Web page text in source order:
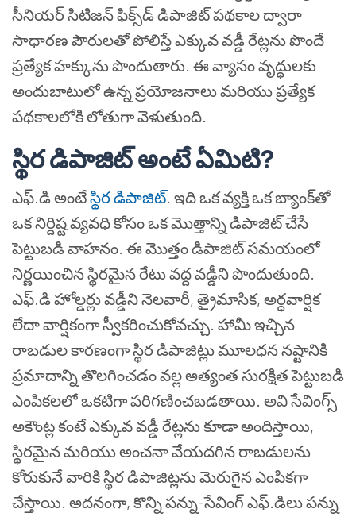
సీనియర్ సిటిజన్ ఫిక్స్‌డ్ డిపాజిట్ పథకాల ద్వారా
సాధారణ పౌరులతో పోలిస్తే ఎక్కువ వడ్డీ రేట్లను పొందే
ప్రత్యేక హక్కును పొందుతారు. ఈ వ్యాసం వృద్ధులకు
అందుబాటులో ఉన్న ప్రయోజనాలు మరియు ప్రత్యేక
పథకాలలోకి లోతుగా వెళుతుంది.
స్థిర డిపాజిట్ అంటే ఏమిటి?
ఎఫ్.డి అంటేస్థిర డిపాజిట్. ఇది ఒక వ్యక్తి ఒక బ్యాంక్‌తో
ఒక నిర్దిష్ట వ్యవధి కోసం ఒక మొత్తాన్ని డిపాజిట్ చేసే
పెట్టుబడి వాహనం. ఈ మొత్తం డిపాజిట్ సమయంలో
నిర్ణయించిన స్థిరమైన రేటు వద్ద వడ్డీని పొందుతుంది.
ఎఫ్.డి హోల్డర్లు వడ్డీని నెలవారీ, త్రైమాసిక, అర్ధవార్షిక
లేదా వార్షికంగా స్వీకరించుకోవచ్చు. హామీ ఇచ్చిన
రాబడుల కారణంగా స్థిర డిపాజిట్లు మూలధన నష్టానికి
ప్రమాదాన్ని తొలగించడం వల్ల అత్యంత సురక్షిత పెట్టుబడి
ఎంపికలలో ఒకటిగా పరిగణించబడతాయి. అవి సేవింగ్స్
అకౌంట్ల కంటే ఎక్కువ వడ్డీ రేట్లను కూడా అందిస్తాయి,
స్థిరమైన మరియు అంచనా వేయదగిన రాబడులను
కోరుకునే వారికి స్థిర డిపాజిట్లను మెరుగైన ఎంపికగా
చేస్తాయి. అదనంగా, కొన్ని పన్ను-సేవింగ్ ఎఫ్.డిలు పన్ను